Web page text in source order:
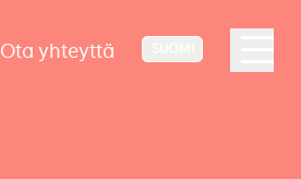
Ota yhteyttä